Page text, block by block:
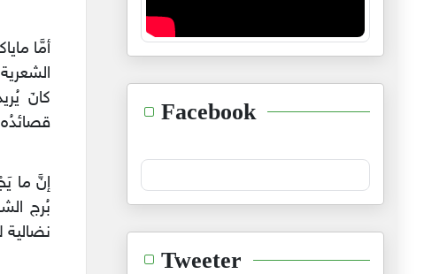
أمَّا
كانَ
قصائدُه
إنَّ ما
بُرج
نضالية
Facebook
Tweeter